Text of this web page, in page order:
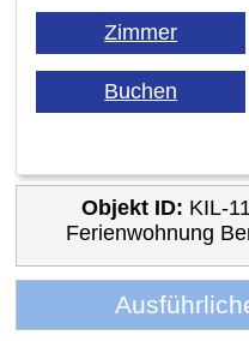
Objekt ID: KIL-
Ferienwohnung